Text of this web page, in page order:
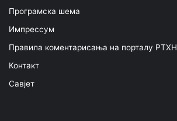
Програмска шема
Импрессум
Правила коментарисања на порталу РТХН
Контакт
Савјет